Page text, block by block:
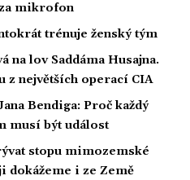
mikrofon
trénuje ženský tým
na lov Saddáma Husajna.
z největších operací CIA
Bendiga: Proč každý
musí být událost
stopu mimozemské
dokážeme i ze Země